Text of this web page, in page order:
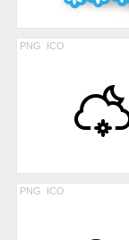
PNG ICO
PNG ICO